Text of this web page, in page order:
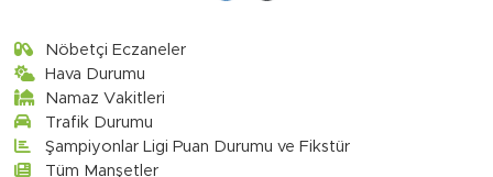
Nöbetçi Eczaneler
Hava Durumu
Namaz Vakitleri
Trafik Durumu
Şampiyonlar Ligi Puan Durumu ve Fikstür
Tüm Manşetler